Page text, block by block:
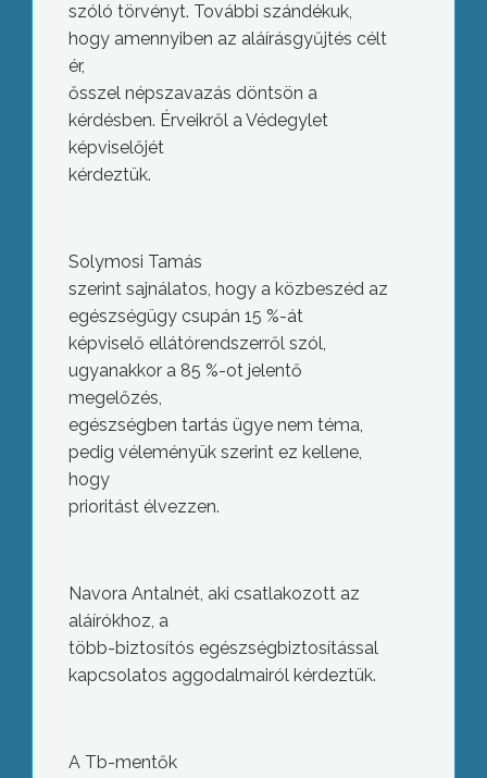
szóló törvényt. További szándékuk,
hogy amennyiben az aláírásgyűjtés célt
ér,
ősszel népszavazás döntsön a
kérdésben. Érveikről a Védegylet
képviselőjét
kérdeztük.
Solymosi Tamás
szerint sajnálatos, hogy a közbeszéd az
egészségügy csupán 15 %-át
képviselő ellátórendszerről szól,
ugyanakkor a 85 %-ot jelentő
megelőzés,
egészségben tartás ügye nem téma,
pedig véleményük szerint ez kellene,
hogy
prioritást élvezzen.
Navora Antalnét, aki csatlakozott az
aláírókhoz, a
több-biztosítós egészségbiztosítással
kapcsolatos aggodalmairól kérdeztük.
A Tb-mentők